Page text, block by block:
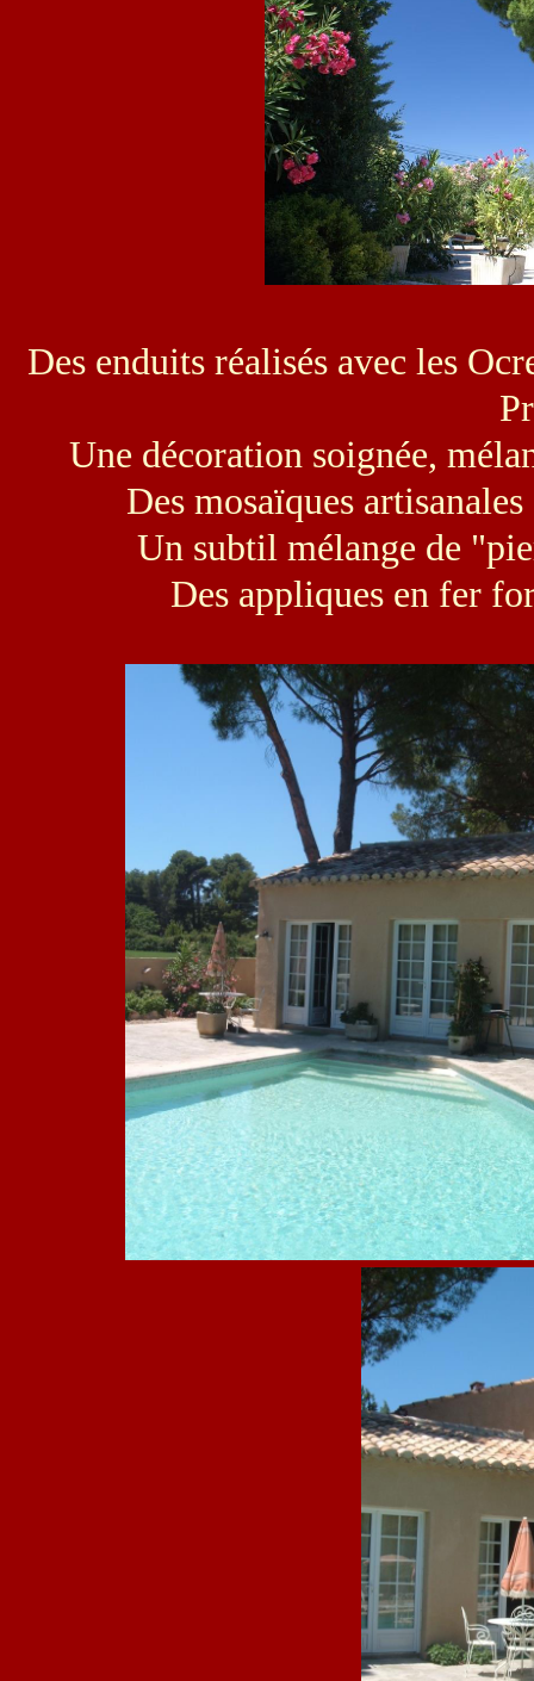
Des enduits réalisés avec les
Une décoration soignée,
Des mosaïques
Un subtil mélange de
Des appliques en fer